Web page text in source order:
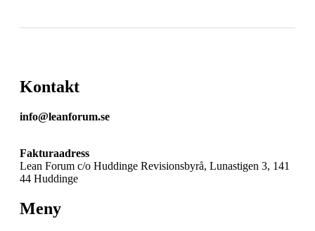
Kontakt
info@leanforum.se
Fakturaadress
Lean Forum c/o Huddinge Revisionsbyrå, Lunastigen 3, 141
44 Huddinge
Meny